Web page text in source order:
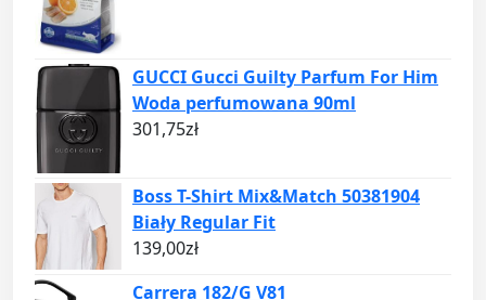
GUCCI Gucci Guilty Parfum For Him
Woda perfumowana 90ml
301,75zł
Boss T-Shirt Mix&Match 50381904
Biały Regular Fit
139,00zł
Carrera 182/G V81